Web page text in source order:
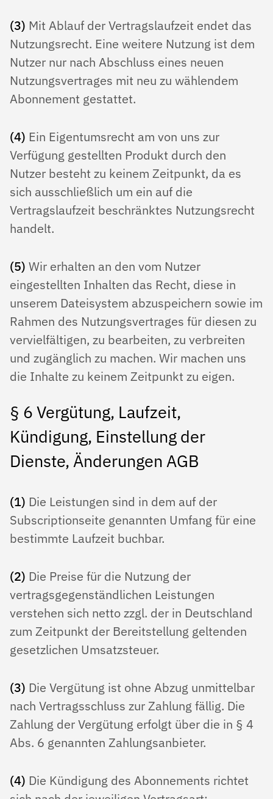
(3) Mit Ablauf der Vertragslaufzeit endet das
Nutzungsrecht. Eine weitere Nutzung ist dem
Nutzer nur nach Abschluss eines neuen
Nutzungsvertrages mit neu zu wählendem
Abonnement gestattet.
(4) Ein Eigentumsrecht am von uns zur
Verfügung gestellten Produkt durch den
Nutzer besteht zu keinem Zeitpunkt, da es
sich ausschließlich um ein auf die
Vertragslaufzeit beschränktes Nutzungsrecht
handelt.
(5) Wir erhalten an den vom Nutzer
eingestellten Inhalten das Recht, diese in
unserem Dateisystem abzuspeichern sowie im
Rahmen des Nutzungsvertrages für diesen zu
vervielfältigen, zu bearbeiten, zu verbreiten
und zugänglich zu machen. Wir machen uns
die Inhalte zu keinem Zeitpunkt zu eigen.
§ 6 Vergütung, Laufzeit,
Kündigung, Einstellung der
Dienste, Änderungen AGB
(1) Die Leistungen sind in dem auf der
Subscriptionseite genannten Umfang für eine
bestimmte Laufzeit buchbar.
(2) Die Preise für die Nutzung der
vertragsgegenständlichen Leistungen
verstehen sich netto zzgl. der in Deutschland
zum Zeitpunkt der Bereitstellung geltenden
gesetzlichen Umsatzsteuer.
(3) Die Vergütung ist ohne Abzug unmittelbar
nach Vertragsschluss zur Zahlung fällig. Die
Zahlung der Vergütung erfolgt über die in § 4
Abs. 6 genannten Zahlungsanbieter.
(4) Die Kündigung des Abonnements richtet